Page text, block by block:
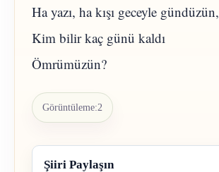
Ha yazı, ha kışı geceyle gündüzün,
Kim bilir kaç günü kaldı
Ömrümüzün?
Görüntüleme:2
Şiiri Paylaşın